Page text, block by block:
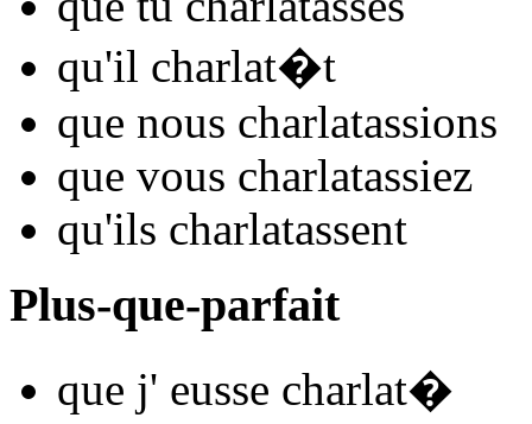
qu'il charlat�t
que nous charlatassions
que vous charlatassiez
qu'ils charlatassent
Plus-que-parfait
que j' eusse charlat�